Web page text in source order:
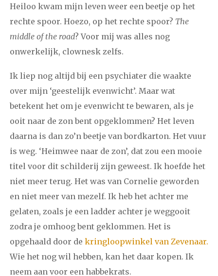
januari februari maart april mei juni juli
januari februari maart april mei juni juli
december
2013
januari februari maart april mei juni juli
augustus september oktober november
2012
februari maart
augustus september oktober november
Heiloo kwam mijn leven weer een beetje op het
rechte spoor. Hoezo, op het rechte spoor? The
middle of the road? Voor mij was alles nog
onwerkelijk, clownesk zelfs.
Ik liep nog altijd bij een psychiater die waakte
over mijn ‘geestelijk evenwicht’. Maar wat
betekent het om je evenwicht te bewaren, als je
ooit naar de zon bent opgeklommen? Het leven
daarna is dan zo’n beetje van bordkarton. Het vuur
is weg. ‘Heimwee naar de zon’, dat zou een mooie
titel voor dit schilderij zijn geweest. Ik hoefde het
niet meer terug. Het was van Cornelie geworden
en niet meer van mezelf. Ik heb het achter me
gelaten, zoals je een ladder achter je weggooit
zodra je omhoog bent geklommen. Het is
opgehaald door de kringloopwinkel van Zevenaar.
Wie het nog wil hebben, kan het daar kopen. Ik
neem aan voor een habbekrats.